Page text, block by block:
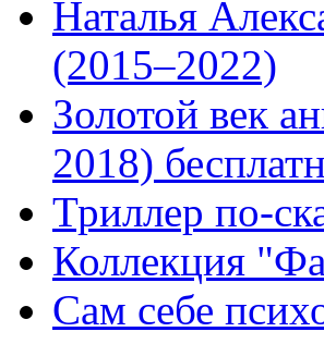
Наталья
(2015–2022)
Золотой век
2018)
Триллер по-
Коллекция
Сам себе